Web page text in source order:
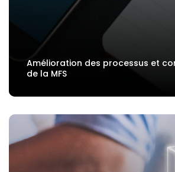
Amélioration des processus et
de la MFS